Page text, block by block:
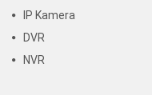
IP Kamera
DVR
NVR